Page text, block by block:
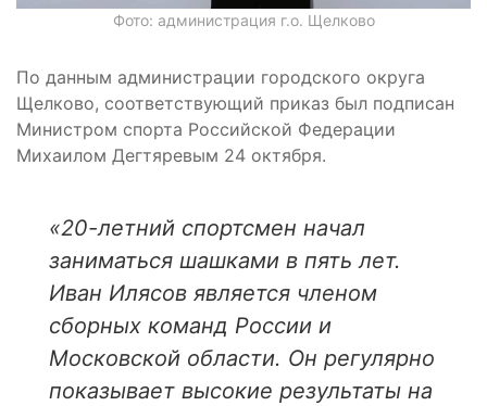
Фото: администрация г.о. Щелково
По данным администрации городского округа
Щелково, соответствующий приказ был подписан
Министром спорта Российской Федерации
Михаилом Дегтяревым 24 октября.
«20-летний спортсмен начал
заниматься шашками в пять лет.
Иван Илясов является членом
сборных команд России и
Московской области. Он регулярно
показывает высокие результаты на